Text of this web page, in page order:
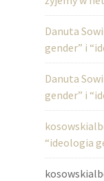
Danuta
gender” i
Danuta
gender” i
“ideologia